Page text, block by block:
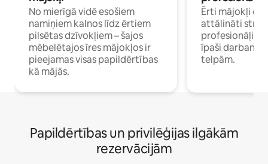
No mierīgā vidē esošiem
namiņiem kalnos līdz ērtiem
pilsētas dzīvokļiem – šajos
mēbelētajos īres mājokļos ir
pieejamas visas papildērtības
kā mājās.
Ērti mājokļi
attālināti
īpaši darbam
telpām.
Papildērtības un privilēģijas ilgākām
rezervācijām